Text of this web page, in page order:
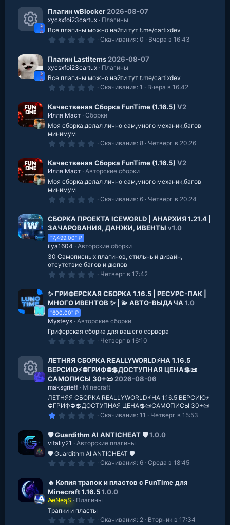
0
з
в
е
з
И
к
о
н
а
р
с
у
р
а
Плагин wBlocker 2026-08-07
xycsxfoi23cartux
Плагины
Все плагины можно найти тут t.me/cartixdev
0
0
з
в
е
з
Скачивания 0 Вчера в 16:43
Плагин LastItems 2026-08-07
xycsxfoi23cartux
Плагины
Все плагины можно найти тут t.me/cartixdev
0
0
з
в
е
Скачивания 1 Вчера в 16:42
Качественая Cборка FunTime (1.16.5) V2
Илля Маст Сборки
Моя сборка,делал лично сам,много механик,багов
минимум
0
0
з
в
е
Скачивания 8 Четверг в 20:26
Качественая Cборка FunTime (1.16.5) V2
Илля Маст
Авторские сборки
Моя сборка,делал лично сам,много механик,багов
минимум
0
0
з
в
з
Скачивания 6 Четверг в 20:24
СБОРКА ПРОЕКТА ICEWORLD | АНАРХИЯ 1.21.4 |
ЗАЧАРОВАНИЯ, ДАНЖИ, ИВЕНТЫ v1.0
"7,499.00" ₽
ilya1604
Авторские сборки
30 Самописных плагинов, стильный дизайн,
отсутствие багов и дюпов
0
0
з
в
з
Четверг в 17:42
✨ ГРИФЕРСКАЯ СБОРКА 1.16.5 | РЕСУРС-ПАК |
МНОГО ИВЕНТОВ ✨ | 💫 АВТО-ВЫДАЧА 1.0
"600.00" ₽
Mysteys
Авторские сборки
Гриферская сборка для вашего сервера
0
0
з
в
е
з
д
Четверг в 16:10
И
н
к
а
р
е
с
ЛЕТНЯЯ СБОРКА REALLYWORLD⚡️НА 1.16.5
ВЕРСИЮ⚡️⛔️ГРИФ⛔️💲ДОСТУПНАЯ ЦЕНА💲📜
САМОПИСЫ 30+📜 2026-08-06
maksgrieff
Minecraft
ЛЕТНЯЯ СБОРКА REALLYWORLD⚡️НА 1.16.5 ВЕРСИЮ⚡️
⛔️ГРИФ⛔️💲ДОСТУПНАЯ ЦЕНА💲📜САМОПИСЫ 30+📜
1
0
з
в
е
з
Скачивания 11 Четверг в 15:53
🛡 Guardithm AI ANTICHEAT 🛡1.0.0
vitaliy21
Авторские плагины
🛡 Guardithm AI ANTICHEAT 🛡
0
0
з
в
е
з
д
Скачивания 6 Среда в 18:45
🔥 Копия трапок и пластов с FunTime для
Minecraft 1.16.51.0.0
AeNeaS
Плагины
Трапки и пласты
0 Скачивания 2 Вторник в 17:34